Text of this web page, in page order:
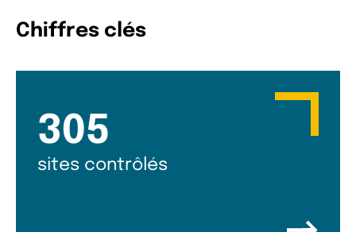
Chiffres clés
305
sites contrôlés